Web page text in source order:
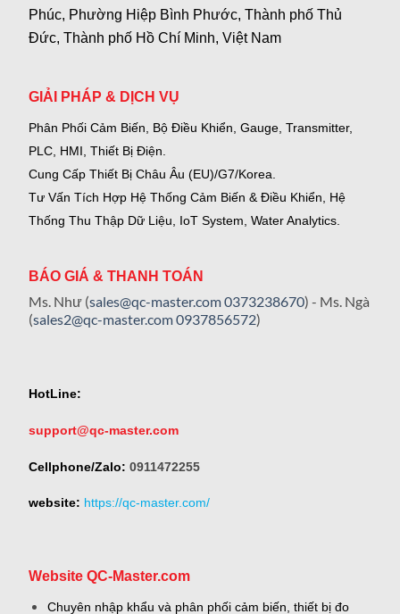
Phúc, Phường Hiệp Bình Phước, Thành phố Thủ
Đức, Thành phố Hồ Chí Minh, Việt Nam
GIẢI PHÁP & DỊCH VỤ
Phân Phối Cảm Biến, Bộ Điều Khiển, Gauge, Transmitter,
PLC, HMI, Thiết Bị Điện.
Cung Cấp Thiết Bị Châu Âu (EU)/G7/Korea.
Tư Vấn Tích Hợp Hệ Thống Cảm Biến & Điều Khiển, Hệ
Thống Thu Thập Dữ Liệu, IoT System, Water Analytics.
BÁO GIÁ & THANH TOÁN
Ms. Như (sales@qc-master.com0373238670) - Ms. Ngà
(sales2@qc-master.com0937856572)
HotLine:
support@qc-master.com
Cellphone/Zalo: 0911472255
website: https://qc-master.com/
Website QC-Master.com
Chuyên nhập khẩu và phân phối cảm biến, thiết bị đo